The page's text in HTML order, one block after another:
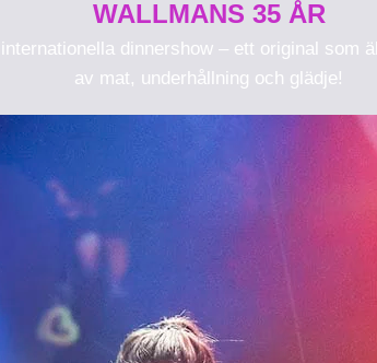
WALLMANS 35 ÅR
dinnershow – ett original
av mat, underhållning och glädje!